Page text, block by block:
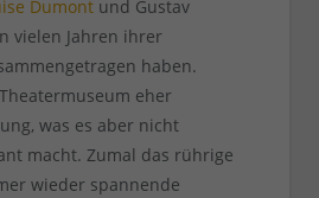
Dumontund Gustav
vielen Jahren ihrer
haben.
eher
was es aber nicht
macht. Zumal das rührige
wieder spannende